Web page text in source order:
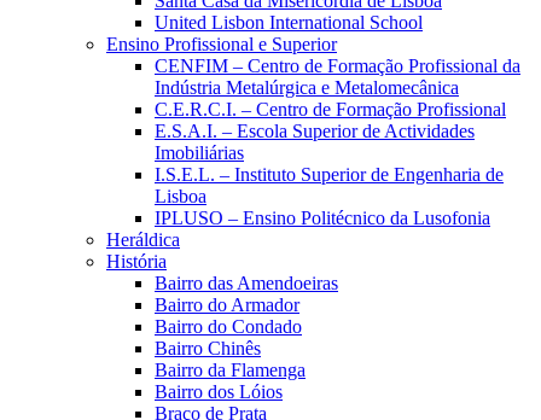
United Lisbon International School
Ensino Profissional e Superior
CENFIM – Centro de Formação Profissional da
Indústria Metalúrgica e Metalomecânica
C.E.R.C.I. – Centro de Formação Profissional
E.S.A.I. – Escola Superior de Actividades
Imobiliárias
I.S.E.L. – Instituto Superior de Engenharia de
Lisboa
IPLUSO – Ensino Politécnico da Lusofonia
Heráldica
História
Bairro das Amendoeiras
Bairro do Armador
Bairro do Condado
Bairro Chinês
Bairro da Flamenga
Bairro dos Lóios
Braço de Prata